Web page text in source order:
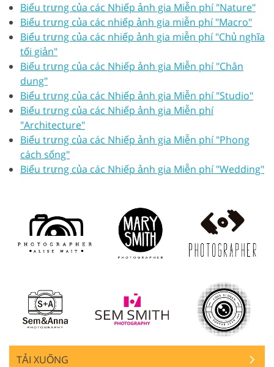
Biểu trưng của các Nhiếp ảnh gia Miễn phí "Nature"
Biểu trưng của các nhiếp ảnh gia miễn phí "Macro"
Biểu trưng của các nhiếp ảnh gia miễn phí "Chủ nghĩa
tối giản"
Biểu trưng của các Nhiếp ảnh gia Miễn phí "Chân
dung"
Biểu trưng của các Nhiếp ảnh gia Miễn phí "Studio"
Biểu trưng của các Nhiếp ảnh gia Miễn phí
"Architecture"
Biểu trưng của các Nhiếp ảnh gia Miễn phí "Phong
cách sống"
Biểu trưng của các Nhiếp ảnh gia Miễn phí "Wedding"
TẢI XUỐNG